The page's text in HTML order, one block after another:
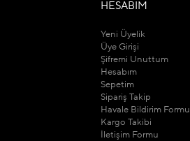
HESABIM
Yeni Üyelik
Üye Girişi
Şifremi Unuttum
Hesabım
Sepetim
Sipariş Takip
Havale Bildirim Formu
Kargo Takibi
İletişim Formu